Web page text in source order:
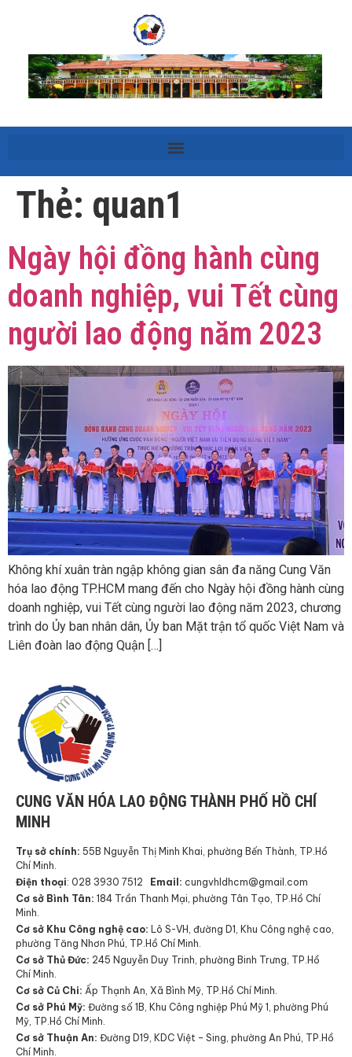
Thẻ: quan1
Ngày hội đồng hành cùng
doanh nghiệp, vui Tết cùng
người lao động năm 2023
Không khí xuân tràn ngập không gian sân đa năng Cung Văn
hóa lao động TP.HCM mang đến cho Ngày hội đồng hành cùng
doanh nghiệp, vui Tết cùng người lao động năm 2023, chương
trình do Ủy ban nhân dân, Ủy ban Mặt trận tổ quốc Việt Nam và
Liên đoàn lao động Quận […]
CUNG VĂN HÓA LAO ĐỘNG THÀNH PHỐ HỒ CHÍ
MINH
Trụ sở chính: 55B Nguyễn Thị Minh Khai, phường Bến Thành, TP.Hồ
Chí Minh.
Điện thoại: 028 3930 7512 Email: cungvhldhcm@gmail.com
Cơ sở Bình Tân: 184 Trần Thanh Mại, phường Tân Tạo, TP.Hồ Chí
Minh.
Cơ sở Khu Công nghệ cao: Lô S-VH, đường D1, Khu Công nghệ cao,
phường Tăng Nhơn Phú, TP.Hồ Chí Minh.
Cơ sở Thủ Đức: 245 Nguyễn Duy Trinh, phường Binh Trưng, TP.Hồ
Chí Minh.
Cơ sở Củ Chi: Ấp Thạnh An, Xã Bình Mỹ, TP.Hồ Chí Minh.
Cơ sở Phú Mỹ: Đường số 1B, Khu Công nghiệp Phú Mỹ 1, phường Phú
Mỹ, TP.Hồ Chí Minh.
Cơ sở Thuận An: Đường D19, KDC Việt – Sing, phường An Phú, TP.Hồ
Chí Minh.